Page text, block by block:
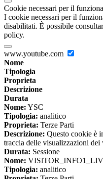
Cookie necessari per il
I cookie necessari per il
disabilitati. È possibile
policy.
www.youtube.com
Nome
Tipologia
Proprieta
Descrizione
Durata
Nome: YSC
Tipologia: analitico
Proprieta: Terze Parti
Descrizione: Questo cookie è
traccia delle visualizzazioni dei
Durata: Sessione
Nome:
Tipologia: analitico